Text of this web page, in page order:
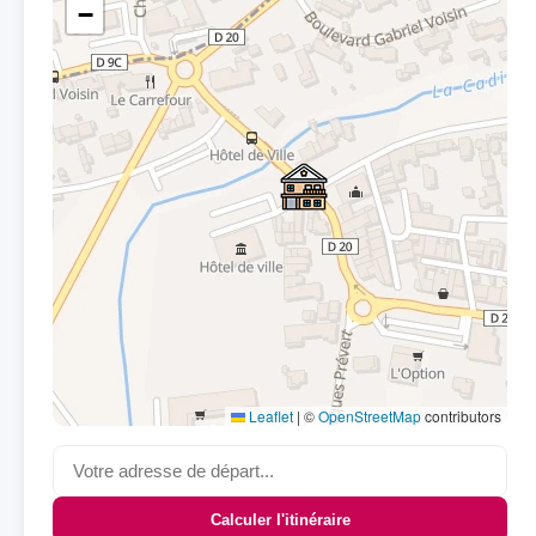
−
Leaflet | ©OpenStreetMapcontributors
Calculer l'itinéraire